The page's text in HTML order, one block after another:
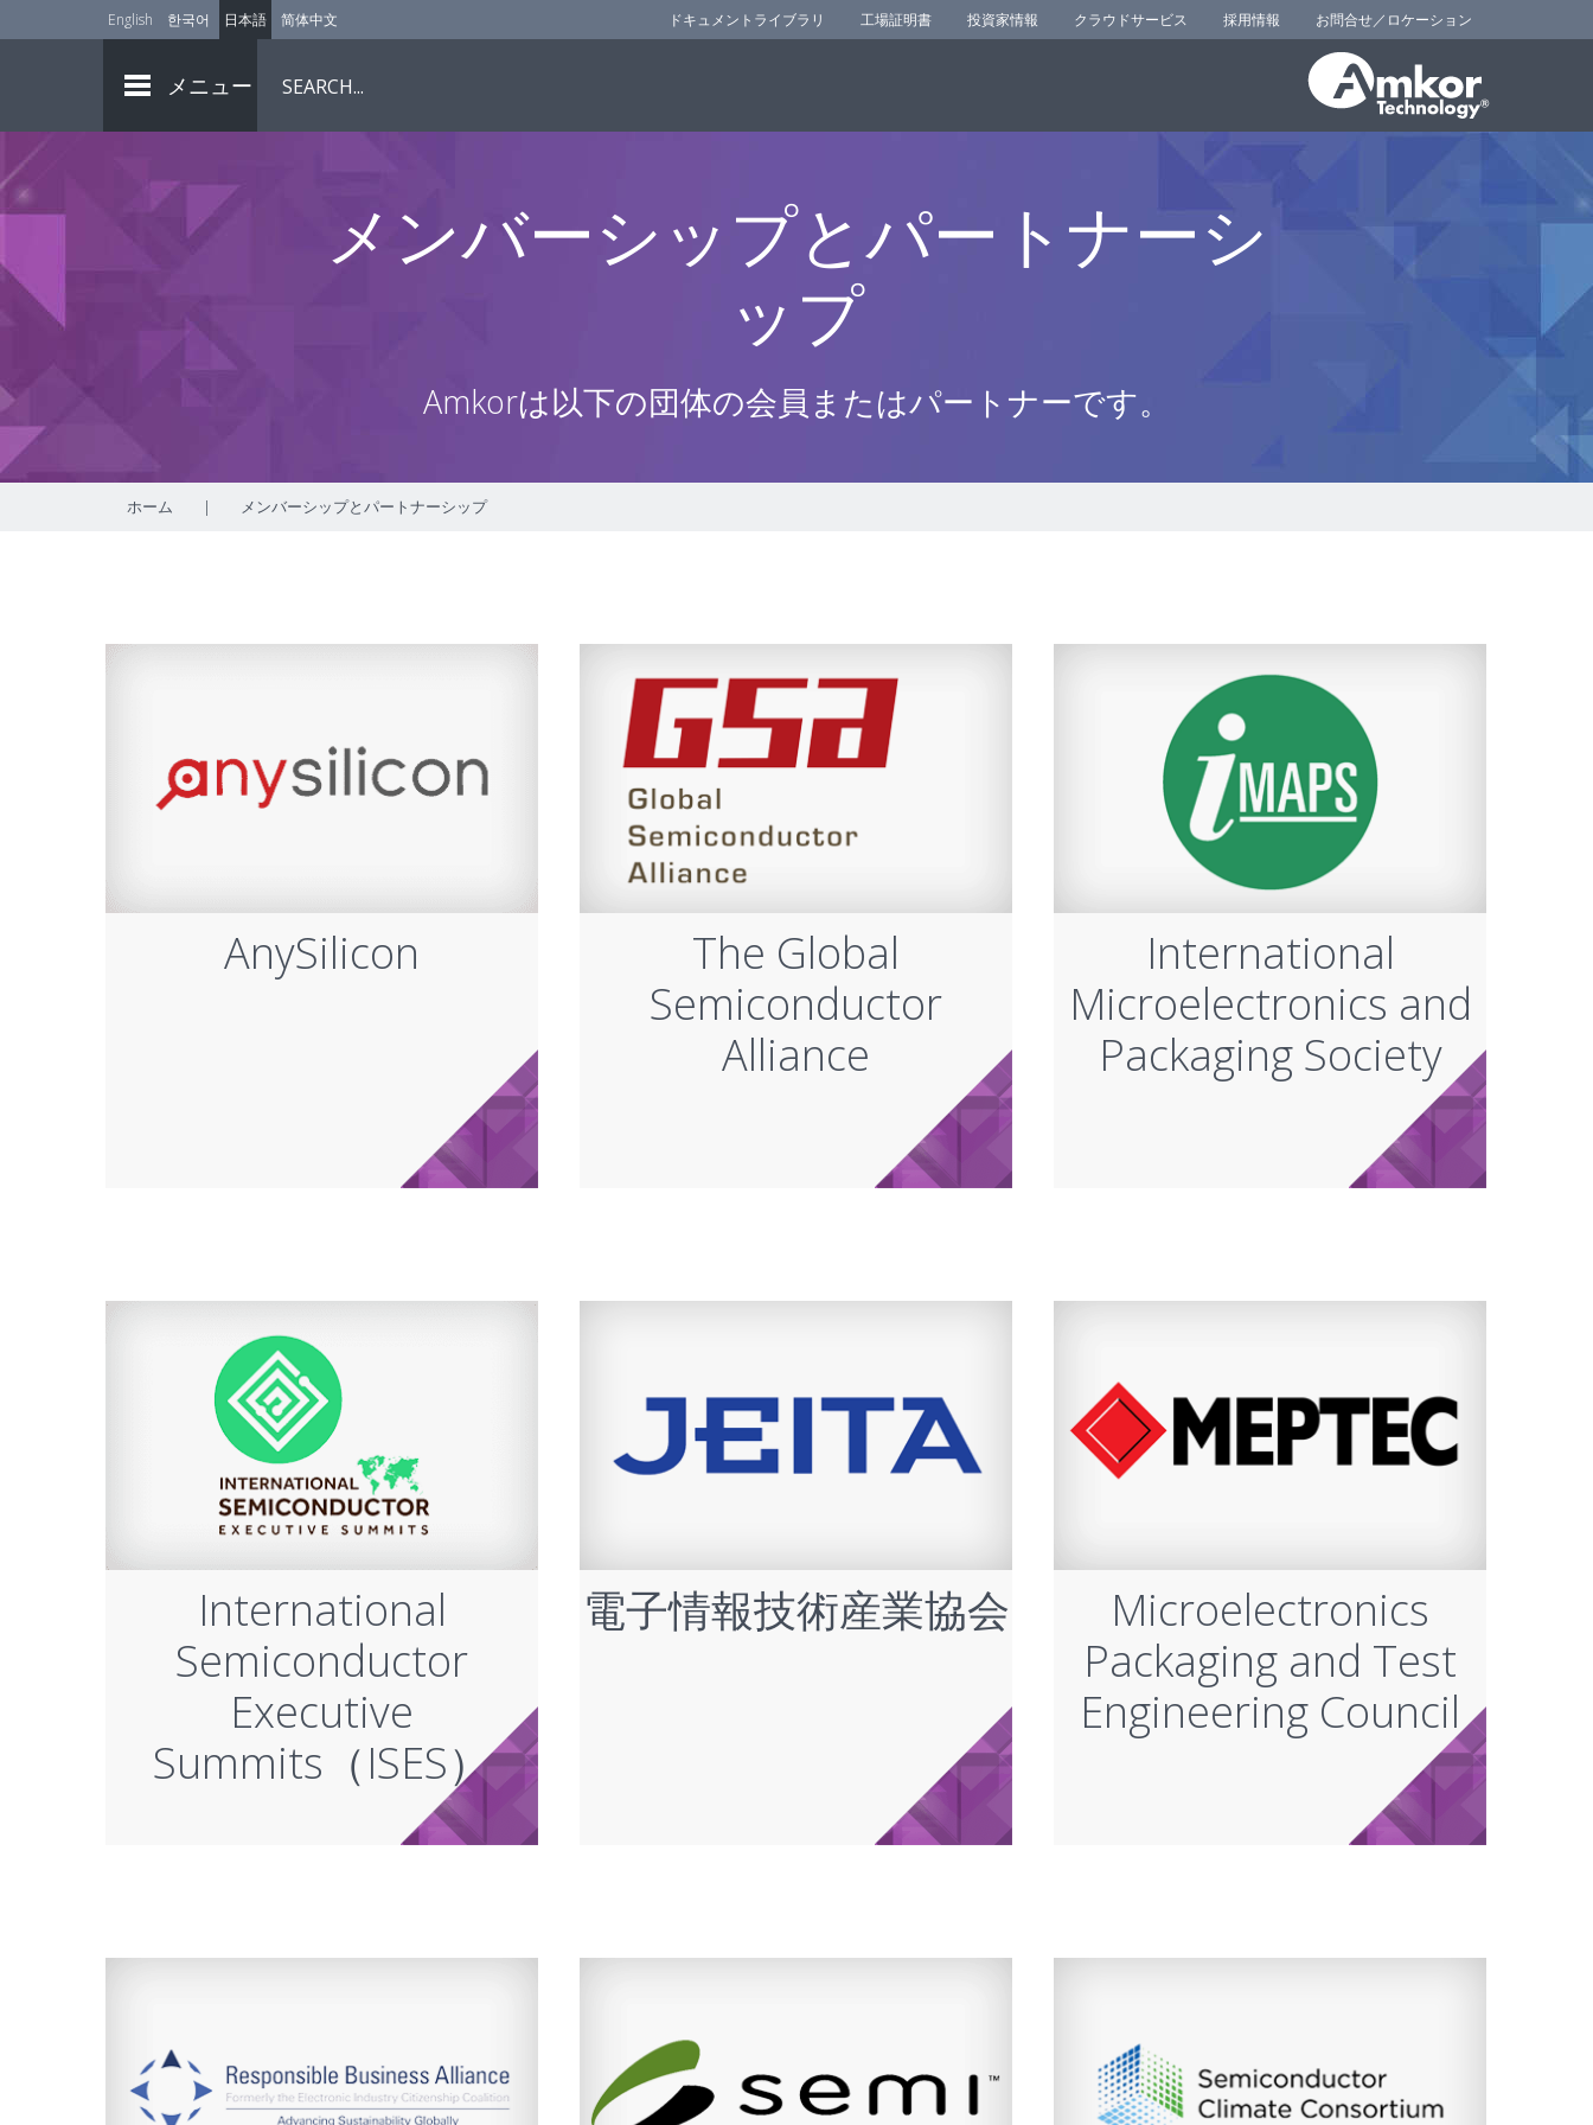
English 한국어 日本語 简体中文 ドキュメントライブラリ 工場証明書 投資家情報 クラウドサービス 採用情報 お問合せ／ロケーション
メニュー
メンバーシップとパートナーシ
ップ
Amkorは以下の団体の会員またはパートナーです。
ホーム | メンバーシップとパートナーシップ
AnySilicon
The Global
Semiconductor
Alliance
International
Microelectronics and
Packaging Society
International
Semiconductor
Executive
Summits（ISES）
電子情報技術産業協会
Microelectronics
Packaging and Test
Engineering Council